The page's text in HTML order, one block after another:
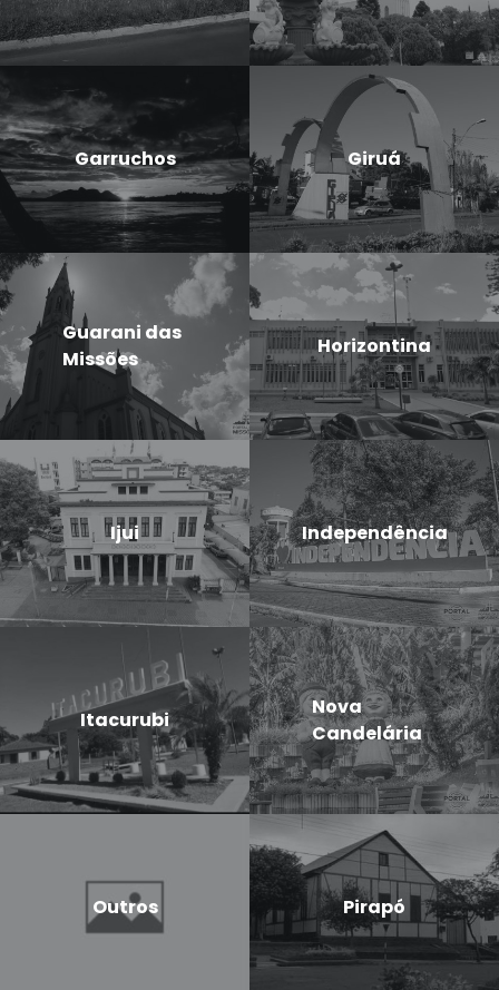
Garruchos Giruá
Guarani das
Missões
Horizontina
Ijui Independência
Itacurubi
Nova
Candelária
Outros Pirapó